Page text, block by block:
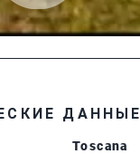
ДАННЫЕ
Toscana